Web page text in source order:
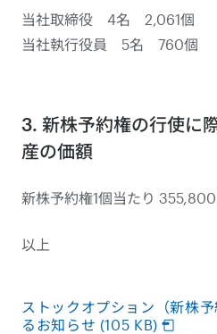
当社取締役 4名 2,061個
当社執行役員 5名 760個
3. 新株予約権の行使に
産の価額
新株予約権1個当たり
以上
ストックオプション（新株
るお知らせ (105 KB)